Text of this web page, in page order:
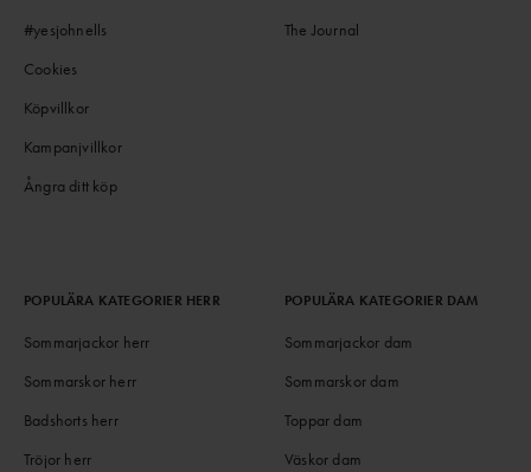
#yesjohnells
Cookies
Köpvillkor
Kampanjvillkor
Ångra ditt köp
The Journal
POPULÄRA KATEGORIER HERR
Sommarjackor herr
Sommarskor herr
Badshorts herr
Tröjor herr
POPULÄRA KATEGORIER DAM
Sommarjackor dam
Sommarskor dam
Toppar dam
Väskor dam